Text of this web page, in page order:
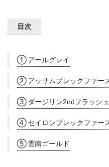
目次
① アールグレイ
② アッサムブレックファー
③ ダージリン2ndフラッシュ
④ セイロンブレックファー
⑤ 雲南ゴールド